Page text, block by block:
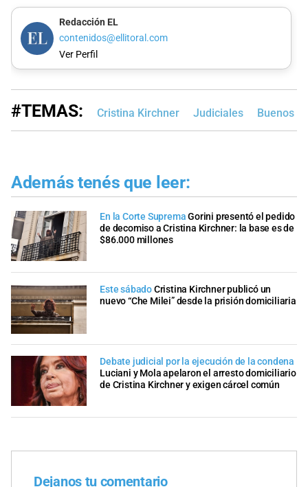
Redacción EL
contenidos@ellitoral.com
Ver Perfil
#TEMAS: Cristina Kirchner Judiciales Buenos
Además tenés que leer:
En la Corte SupremaGorini presentó el pedido
de decomiso a Cristina Kirchner: la base es de
$86.000 millones
Este sábadoCristina Kirchner publicó un
nuevo “Che Milei” desde la prisión domiciliaria
Debate judicial por la ejecución de la condena
Luciani y Mola apelaron el arresto domiciliario
de Cristina Kirchner y exigen cárcel común
Dejanos tu comentario